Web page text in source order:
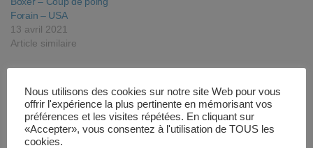
Forain – USA
13 avril 2021
Article similaire
Produits similaires
Nous utilisons des cookies sur notre site Web pour vous
offrir l'expérience la plus pertinente en mémorisant vos
préférences et les visites répétées. En cliquant sur
«Accepter», vous consentez à l'utilisation de TOUS les
cookies.